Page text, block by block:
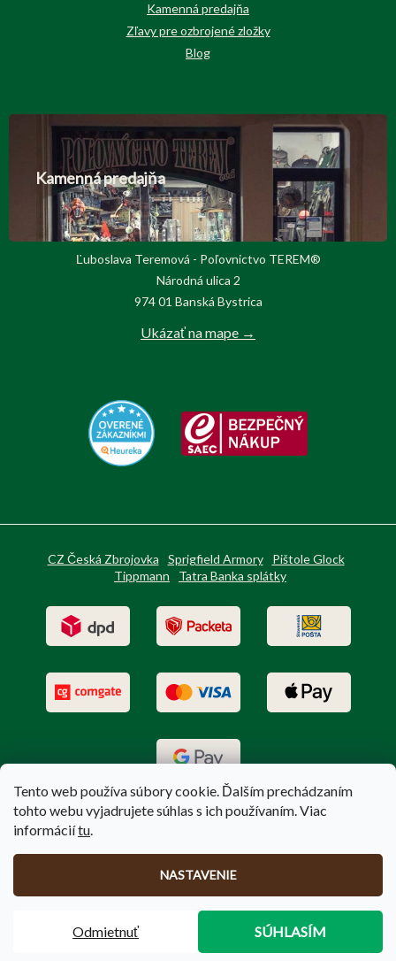
Tento web používa súbory cookie. Ďalším prechádzaním
tohto webu vyjadrujete súhlas s ich používaním. Viac
informáciítu.
NASTAVENIE
Odmietnuť SÚHLASÍM
Kamenná predajňa
Zľavy pre ozbrojené zložky
Blog
Kamenná predajňa
Ľuboslava Teremová - Poľovnictvo TEREM®
Národná ulica 2
974 01 Banská Bystrica
Ukázať na mape →
CZ Česká Zbrojovka Sprigfield Armory
Pištole Glock
Tippmann
Tatra Banka splátky
PoľovníctvoTerem.sk. Všetky práva vyhradené.
Upraviť nastavenie cookies